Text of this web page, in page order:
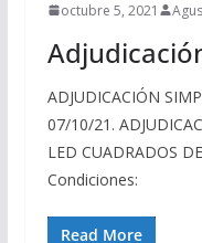
octubre 5, 2021
ADJUDICACIÓN
07/10/21.
LED CUADRADOS
Condiciones:
Read More